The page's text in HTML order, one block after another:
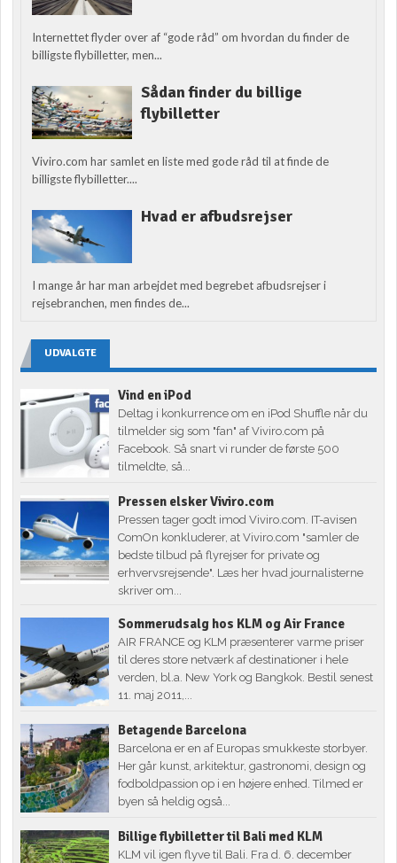
Internettet flyder over af “gode råd” om hvordan du finder de
billigste flybilletter, men...
Sådan finder du billige
flybilletter
Viviro.com har samlet en liste med gode råd til at finde de
billigste flybilletter....
Hvad er afbudsrejser
I mange år har man arbejdet med begrebet afbudsrejser i
rejsebranchen, men findes de...
UDVALGTE
Vind en iPod
Deltag i konkurrence om en iPod Shuffle når du
tilmelder sig som "fan" af Viviro.com på
Facebook. Så snart vi runder de første 500
tilmeldte, så...
Pressen elsker Viviro.com
Pressen tager godt imod Viviro.com. IT-avisen
ComOn konkluderer, at Viviro.com "samler de
bedste tilbud på flyrejser for private og
erhvervsrejsende". Læs her hvad journalisterne
skriver om...
Sommerudsalg hos KLM og Air France
AIR FRANCE og KLM præsenterer varme priser
til deres store netværk af destinationer i hele
verden, bl.a. New York og Bangkok. Bestil senest
11. maj 2011,...
Betagende Barcelona
Barcelona er en af Europas smukkeste storbyer.
Her går kunst, arkitektur, gastronomi, design og
fodboldpassion op i en højere enhed. Tilmed er
byen så heldig også...
Billige flybilletter til Bali med KLM
KLM vil igen flyve til Bali. Fra d. 6. december